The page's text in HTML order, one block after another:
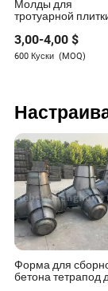
Такер Нгуен
стало его
Молды для
тротуарной
мощения
3,00-4,00 $
600 Куски (MOQ)
Форма для
бетона тетрапод